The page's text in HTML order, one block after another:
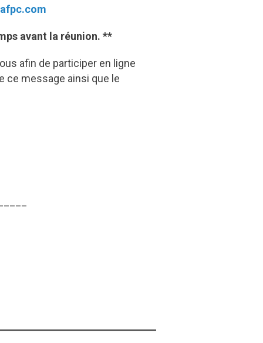
avant la réunion. **
afin de participer en ligne
ce message ainsi que le